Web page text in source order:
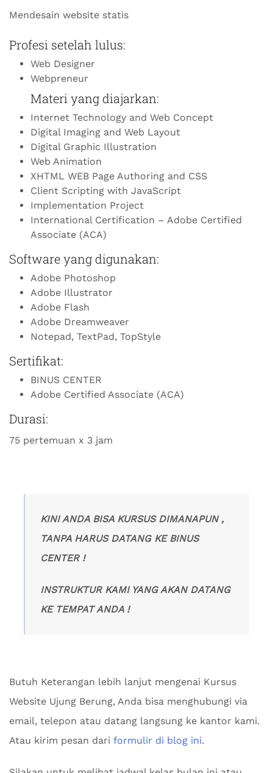
Mendesain website statis
Profesi setelah lulus:
Web Designer
Webpreneur
Materi yang diajarkan:
Internet Technology and Web Concept
Digital Imaging and Web Layout
Digital Graphic Illustration
Web Animation
XHTML WEB Page Authoring and CSS
Client Scripting with JavaScript
Implementation Project
International Certification – Adobe Certified
Associate (ACA)
Software yang digunakan:
Adobe Photoshop
Adobe Illustrator
Adobe Flash
Adobe Dreamweaver
Notepad, TextPad, TopStyle
Sertifikat:
BINUS CENTER
Adobe Certified Associate (ACA)
Durasi:
75 pertemuan x 3 jam
KINI ANDA BISA KURSUS DIMANAPUN ,
TANPA HARUS DATANG KE BINUS
CENTER !
INSTRUKTUR KAMI YANG AKAN DATANG
KE TEMPAT ANDA !
Butuh Keterangan lebih lanjut mengenai Kursus
Website Ujung Berung, Anda bisa menghubungi via
email, telepon atau datang langsung ke kantor kami.
Atau kirim pesan dari formulir di blog ini.